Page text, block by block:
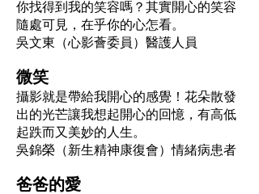
你找得到我的笑容嗎？其實開心的笑容
隨處可見，在乎你的心怎看。
吳文東（心影薈委員）醫護人員
微笑
攝影就是帶給我開心的感覺！花朵散發
出的光芒讓我想起開心的回憶，有高低
起跌而又美妙的人生。
吳錦榮（新生精神康復會）情緒病患者
爸爸的愛